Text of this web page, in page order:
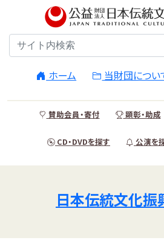
ホーム 当財団につい
賛助会員・寄付 顕彰・助成
CD・DVDを探す 公演を
日本伝統文化振